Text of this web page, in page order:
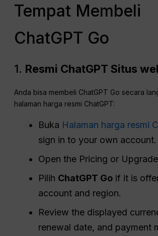
Tempat Membeli
ChatGPT Go
1. Resmi ChatGPT Situs
Anda bisa membeli ChatGPT Go secara
halaman harga resmi ChatGPT:
Buka Halaman harga resmi
sign in to your own account.
Open the Pricing or
Pilih ChatGPT Go if it is
account and region.
Review the displayed
renewal date, and payment